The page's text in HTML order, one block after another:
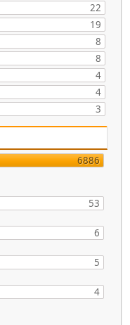
22
19
8
8
4
4
3
6886
53
6
5
4